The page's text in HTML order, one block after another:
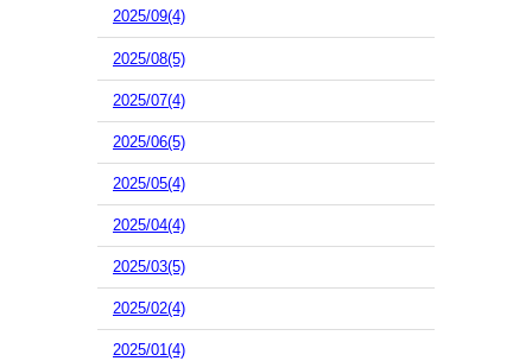
2025/09(4)
2025/08(5)
2025/07(4)
2025/06(5)
2025/05(4)
2025/04(4)
2025/03(5)
2025/02(4)
2025/01(4)